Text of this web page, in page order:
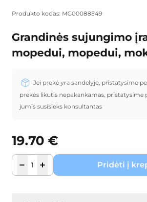
Produkto kodas: MG00088549
Grandinės sujungimo
mopedui, mopedui,
Jei prekė yra sandelyje, pristatysime
prekės likutis nepakankamas, pristatysime
jumis susisieks konsultantas
19.70 €
Pridėti į